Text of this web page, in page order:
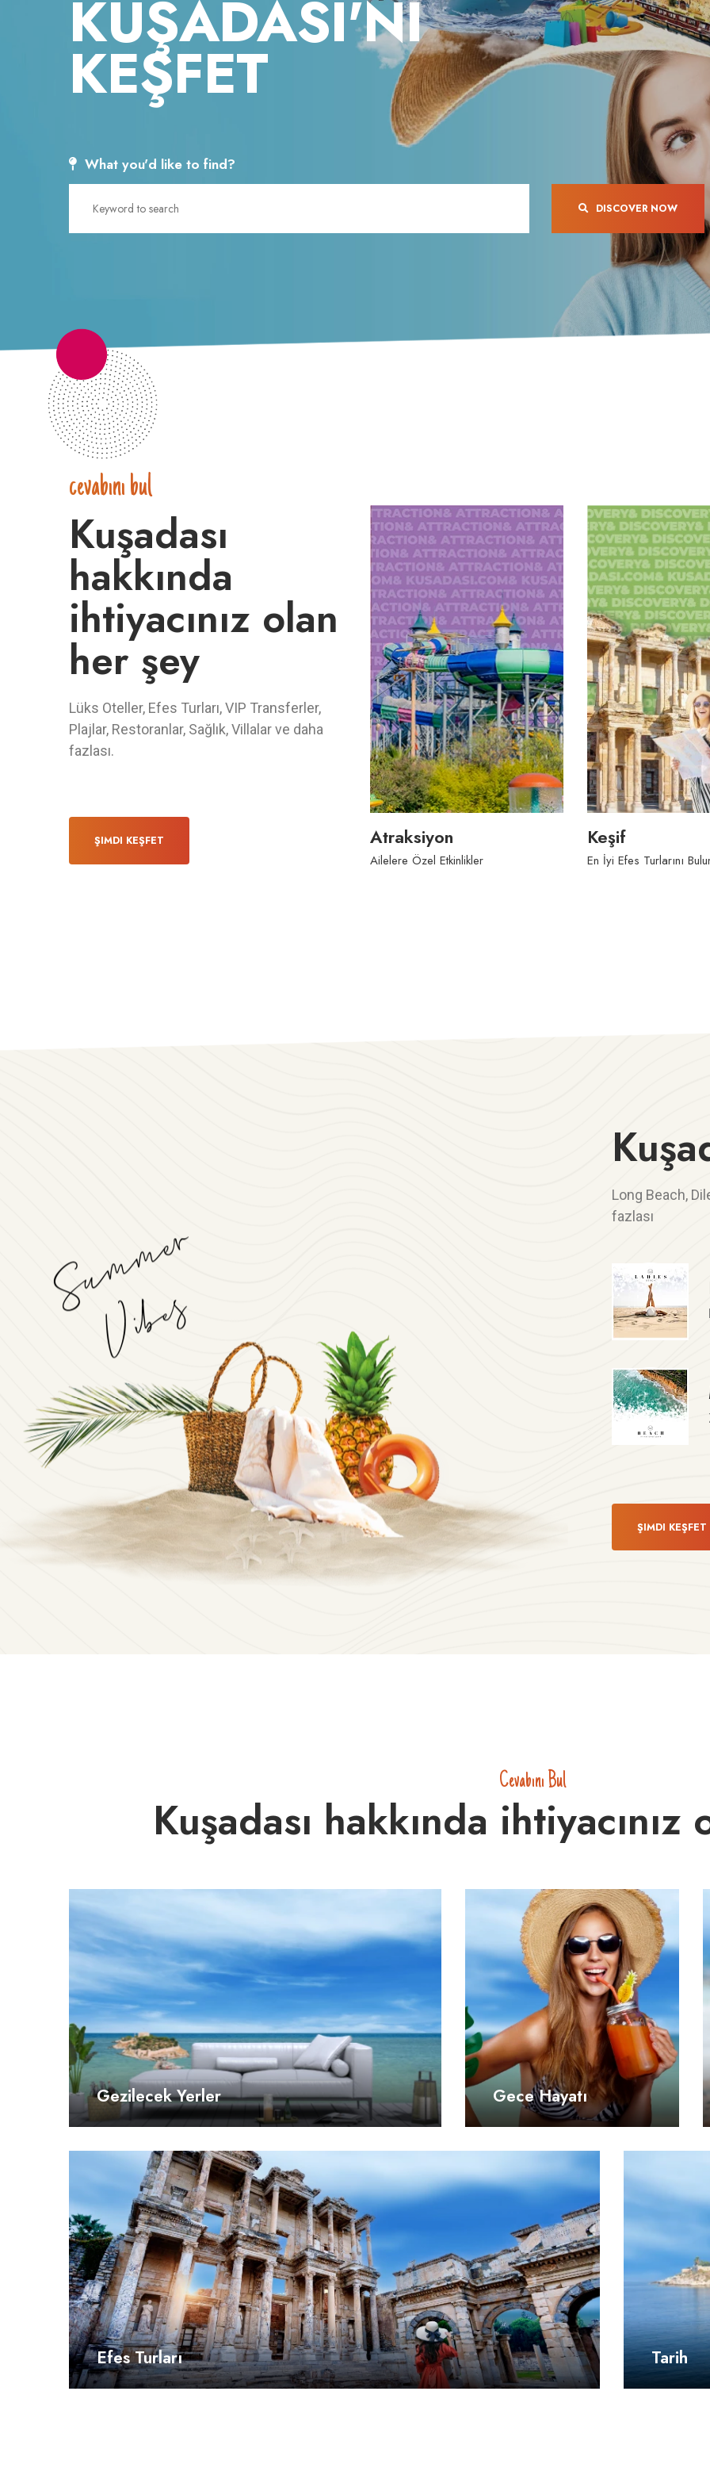
KUŞADASI'NI
KEŞFET
What you'd like to find?
DISCOVER NOW
The Most Flavorful Aegean
The Aegean locale is known for
its assorted...
Kusadasi Sports Event
For those who adore creatures,
horseback...
Ayşe Özgür
Kusadasi New Year Party
Kusadasi Municipality
organizes a New Year's...
Yunus Emre Tekin
It is expected that 900
of Kusadasi as you
Ayşe Özgür
Discover the Thrill of
Safari
Join us as we embark
thrilling Jeep Safari in...
Ayşe Özgür
Scuba Diving
Explore the
Scuba Diving
Ayşe Özgür
cevabını bul
Kuşadası
hakkında
ihtiyacınız olan
her şey
Lüks Oteller, Efes Turları, VIP Transferler,
Plajlar, Restoranlar, Sağlık, Villalar ve daha
fazlası.
ŞIMDI KEŞFET
Sağlık Turizmi
Atraksiyon
Ailelere Özel Etkinlikler
Keşif
En İyi Efes Turlarını Bulun
Kuşadası'nda
Kuşadası'nda Yeni Şeyler
Long Beach,
fazlası
ŞIMDI KEŞFET
Cevabını Bul
Kuşadası hakkında
Gezilecek Yerler Gece Hayatı
Efes Turları Tarih